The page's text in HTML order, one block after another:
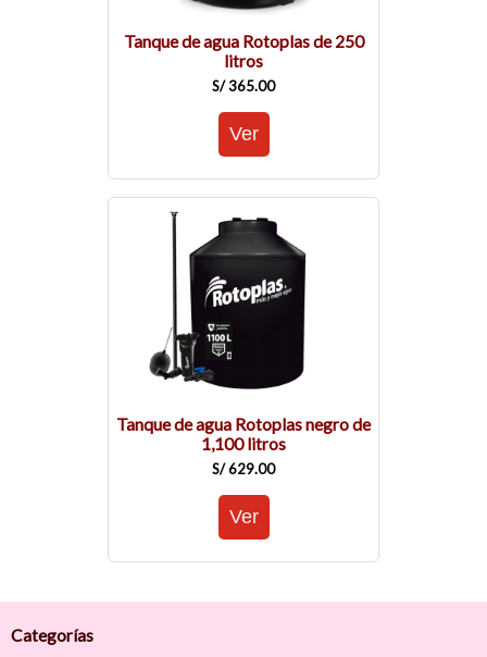
Tanque de agua Rotoplas de 250
litros
S/ 365.00
Tanque de agua Rotoplas negro de
1,100 litros
S/ 629.00
Categorías